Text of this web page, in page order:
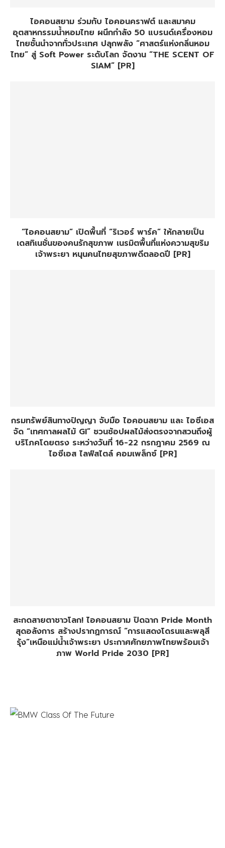
ไอคอนสยาม ร่วมกับ ไอคอนคราฟต์ และสมาคม
อุตสาหกรรมน้ำหอมไทย ผนึกกำลัง 50 แบรนด์เครื่องหอม
ไทยชั้นนำจากทั่วประเทศ ปลุกพลัง “ศาสตร์แห่งกลิ่นหอม
ไทย” สู่ Soft Power ระดับโลก จัดงาน “THE SCENT OF
SIAM” [PR]
“ไอคอนสยาม” เปิดพื้นที่ “ริเวอร์ พาร์ค” ให้กลายเป็น
เดสทิเนชั่นของคนรักสุขภาพ เนรมิตพื้นที่แห่งความสุขริม
เจ้าพระยา หนุนคนไทยสุขภาพดีตลอดปี [PR]
กรมทรัพย์สินทางปัญญา จับมือ ไอคอนสยาม และ ไอซีเอส
จัด “เทศกาลผลไม้ GI” ชวนช้อปผลไม้ส่งตรงจากสวนถึงผู้
บริโภคโดยตรง ระหว่างวันที่ 16-22 กรกฎาคม 2569 ณ
ไอซีเอส ไลฟ์สไตล์ คอมเพล็กซ์ [PR]
สะกดสายตาชาวโลก! ไอคอนสยาม ปิดฉาก Pride Month
สุดอลังการ สร้างปรากฏการณ์ “การแสดงโดรนและพลุสี
รุ้ง”เหนือแม่น้ำเจ้าพระยา ประกาศศักยภาพไทยพร้อมเจ้า
ภาพ World Pride 2030 [PR]